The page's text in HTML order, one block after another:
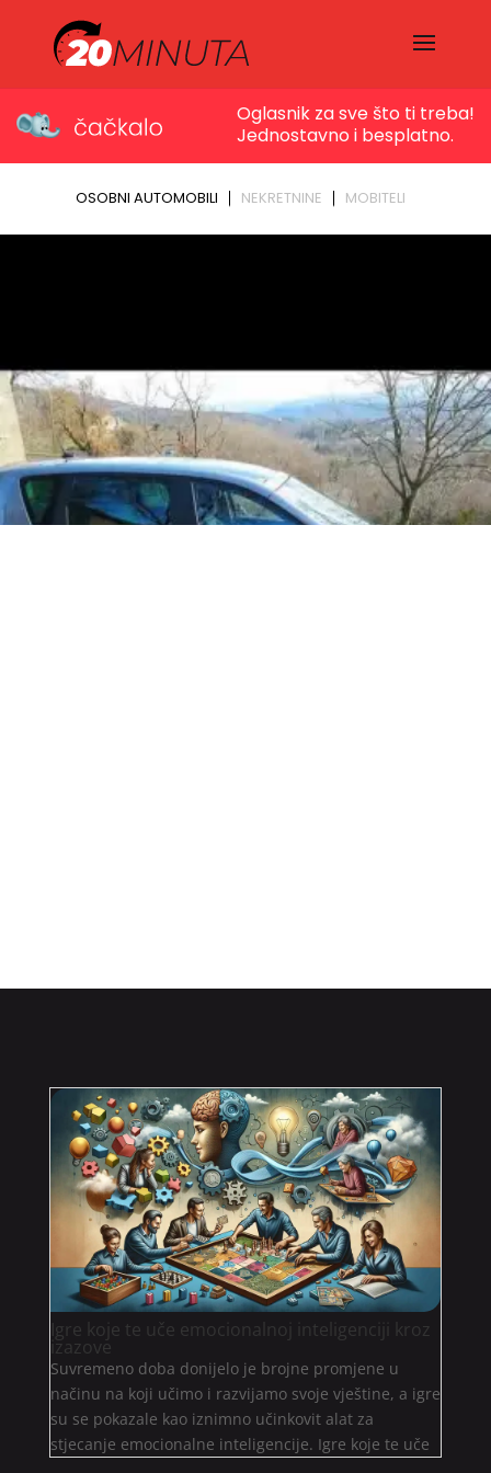
Igre koje te uče emocionalnoj inteligenciji kroz
izazove
Suvremeno doba donijelo je brojne promjene u
načinu na koji učimo i razvijamo svoje vještine, a igre
su se pokazale kao iznimno učinkovit alat za
stjecanje emocionalne inteligencije. Igre koje te uče